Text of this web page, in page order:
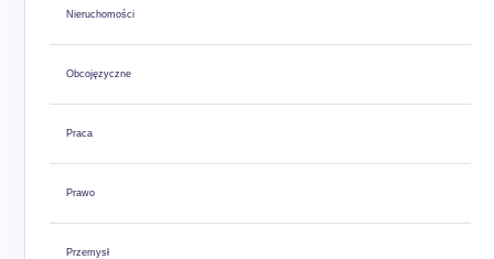
Nieruchomości
Obcojęzyczne
Praca
Prawo
Przemysł